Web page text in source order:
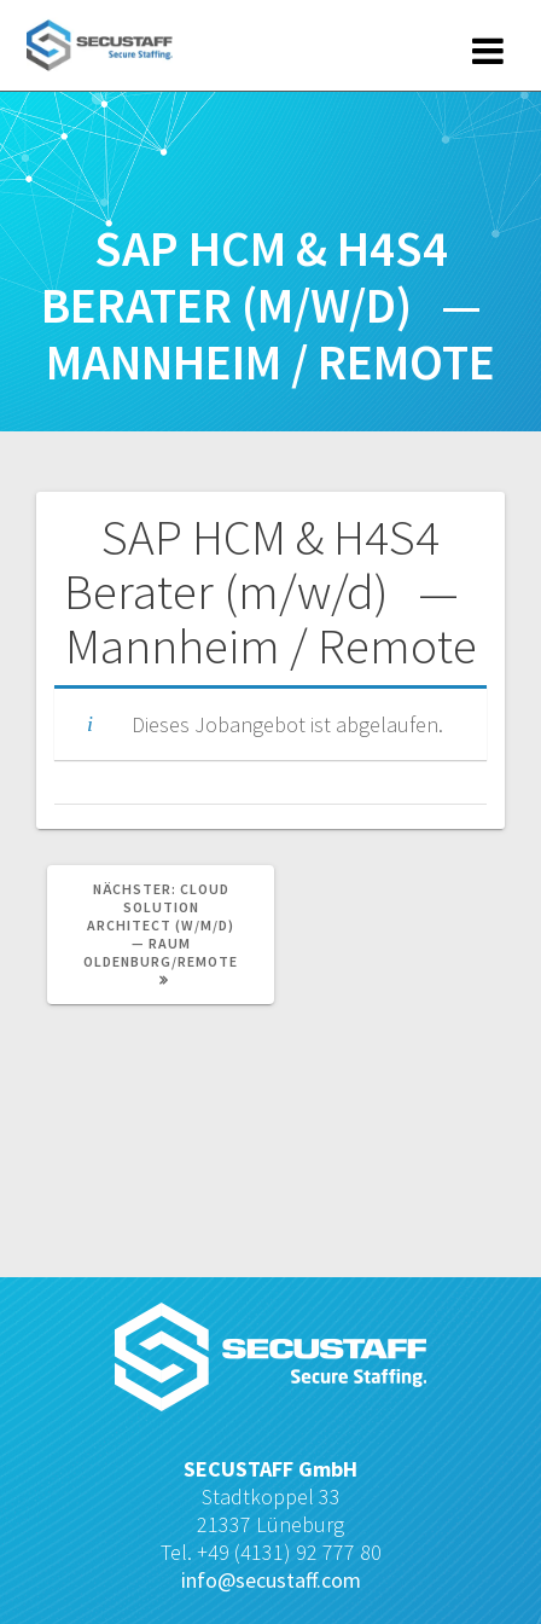
SAP HCM & H4S4
BERATER (M/W/D) —
MANNHEIM / REMOTE
SAP HCM & H4S4
Berater (m/w/d) —
Mannheim / Remote
Dieses Jobangebot ist abgelaufen.
Beitragsnavigation
NÄCHSTER: NÄCHSTER
BEITRAG:
CLOUD
SOLUTION
ARCHITECT (W/M/D)
— RAUM
OLDENBURG/REMOTE
SECUSTAFF GmbH
Stadtkoppel 33
21337 Lüneburg
Tel. +49 (4131) 92 777 80
info@secustaff.com